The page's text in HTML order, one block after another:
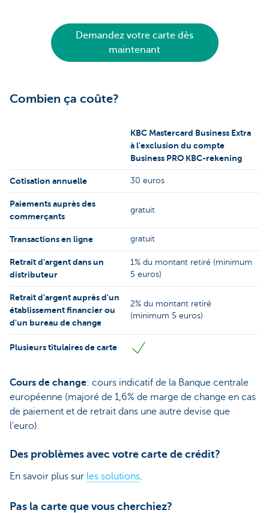
Demandez votre carte dès
maintenant
Combien ça coûte?
KBC Mastercard Business Extra
à l'exclusion du compte
Business PRO KBC-rekening
Cotisation annuelle 30 euros
Paiements auprès des
commerçants
gratuit
Transactions en ligne gratuit
Retrait d’argent dans un
distributeur
1% du montant retiré (minimum
5 euros)
Retrait d'argent auprès d'un
établissement financier ou
d'un bureau de change
2% du montant retiré
(minimum 5 euros)
Plusieurs titulaires de carte
Cours de change: cours indicatif de la Banque centrale
européenne (majoré de 1,6% de marge de change en cas
de paiement et de retrait dans une autre devise que
l'euro).
Des problèmes avec votre carte de crédit?
En savoir plus sur les solutions.
Pas la carte que vous cherchiez?